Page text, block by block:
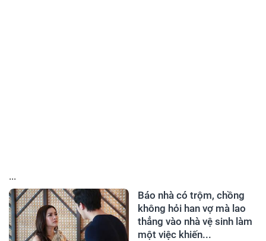
...
Báo nhà có trộm, chồng
không hỏi han vợ mà lao
thẳng vào nhà vệ sinh làm
một việc khiến...